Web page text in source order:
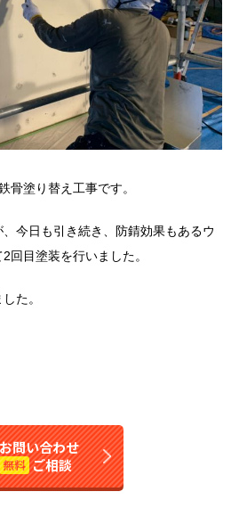
骨塗り替え工事です。
今日も引き続き、防錆効果もあるウ
回目塗装を行いました。
た。
問い合わせ
無料 ご相談